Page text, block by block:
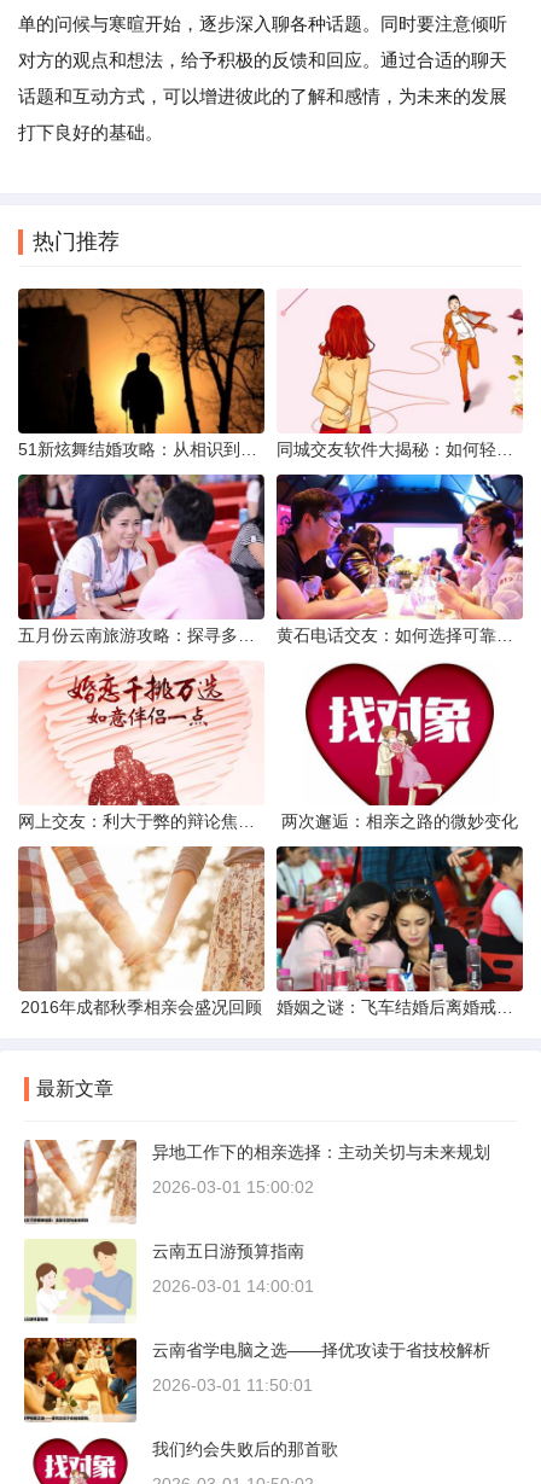
单的问候与寒暄开始，逐步深入聊各种话题。同时要注意倾听
对方的观点和想法，给予积极的反馈和回应。通过合适的聊天
话题和互动方式，可以增进彼此的了解和感情，为未来的发展
打下良好的基础。
热门推荐
两次邂逅：相亲之路的微妙变化
2016年成都秋季相亲会盛况回顾
最新文章
异地工作下的相亲选择：主动关切与未来规划
2026-03-01 15:00:02
云南五日游预算指南
2026-03-01 14:00:01
云南省学电脑之选——择优攻读于省技校解析
2026-03-01 11:50:01
我们约会失败后的那首歌